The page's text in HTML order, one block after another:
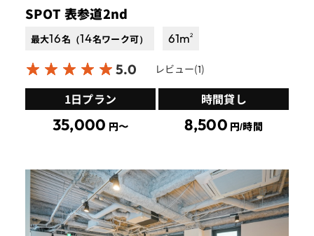
SPOT 表参道2nd
最大16名（14名ワーク可） 61m2
5.0 レビュー(1)
1日プラン
35,000 円〜
時間貸し
8,500 円/時間